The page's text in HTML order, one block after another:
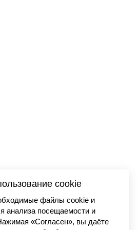
cookie
файлы cookie и
анализа посещаемости и
«Согласен», вы даёте